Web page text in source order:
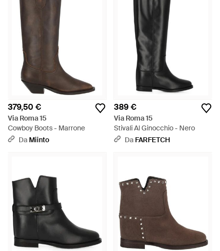
379,50 €
Via Roma 15
Cowboy Boots - Marrone
Da Miinto
389 €
Via Roma 15
Stivali Al Ginocchio - Nero
Da FARFETCH